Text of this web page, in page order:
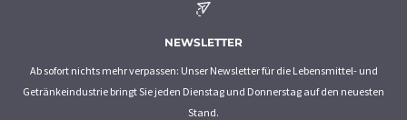
NEWSLETTER
Ab sofort nichts mehr verpassen: Unser Newsletter für die Lebensmittel- und
Getränkeindustrie bringt Sie jeden Dienstag und Donnerstag auf den neuesten
Stand.